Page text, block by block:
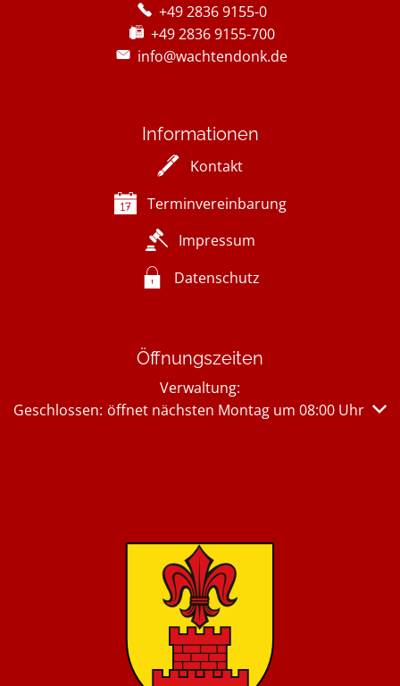
+49 2836 9155-0
+49 2836 9155-700
info@wachtendonk.de
Informationen
Kontakt
Terminvereinbarung
Impressum
Datenschutz
Öffnungszeiten
Verwaltung:
Klicken, um weitere Öffnungs- oder Schließzeiten
Geschlossen: öffnet nächsten Montag um 08:00 Uhr